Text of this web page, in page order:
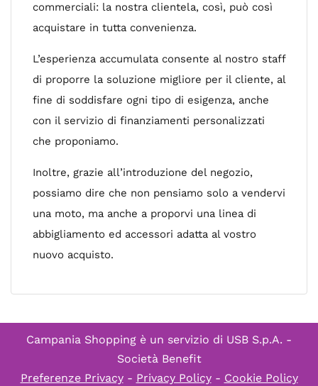
commerciali: la nostra clientela, così, può così
acquistare in tutta convenienza.
L’esperienza accumulata consente al nostro staff
di proporre la soluzione migliore per il cliente, al
fine di soddisfare ogni tipo di esigenza, anche
con il servizio di finanziamenti personalizzati
che proponiamo.
Inoltre, grazie all’introduzione del negozio,
possiamo dire che non pensiamo solo a vendervi
una moto, ma anche a proporvi una linea di
abbigliamento ed accessori adatta al vostro
nuovo acquisto.
Campania Shopping è un servizio di USB S.p.A. -
Società Benefit
Preferenze Privacy- Privacy Policy- Cookie Policy